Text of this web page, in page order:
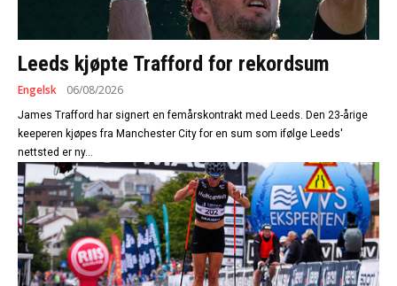
Leeds kjøpte Trafford for rekordsum
Engelsk 06/08/2026
James Trafford har signert en femårskontrakt med Leeds. Den 23-årige
keeperen kjøpes fra Manchester City for en sum som ifølge Leeds'
nettsted er ny...